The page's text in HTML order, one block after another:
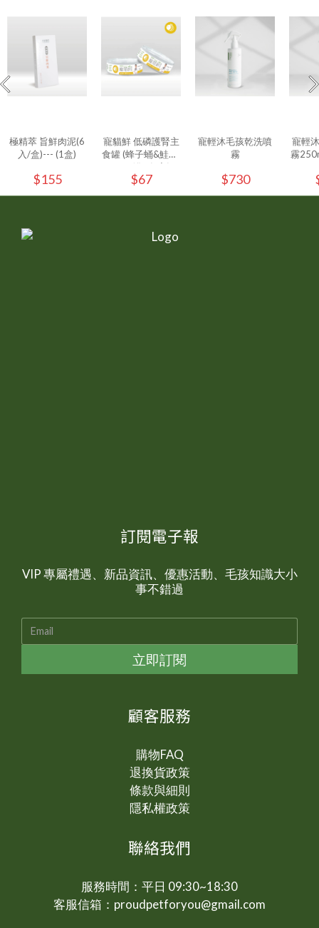
極精萃 旨鮮肉泥(6
入/盒)--- (1盒)
$155
寵貓鮮 低磷護腎主
食罐 (蜂子蛹&鮭魚)
80g/罐 - (1入)
$67
寵輕沐毛孩乾洗噴
霧
$730
寵輕
霧
訂閱電子報
VIP 專屬禮遇、新品資訊、優惠活動、毛孩知識大小
事不錯過
立即訂閱
顧客服務
購物FAQ
退換貨政策
條款與細則
隱私權政策
聯絡我們
服務時間：平日 09:30~18:30
客服信箱：proudpetforyou@gmail.com